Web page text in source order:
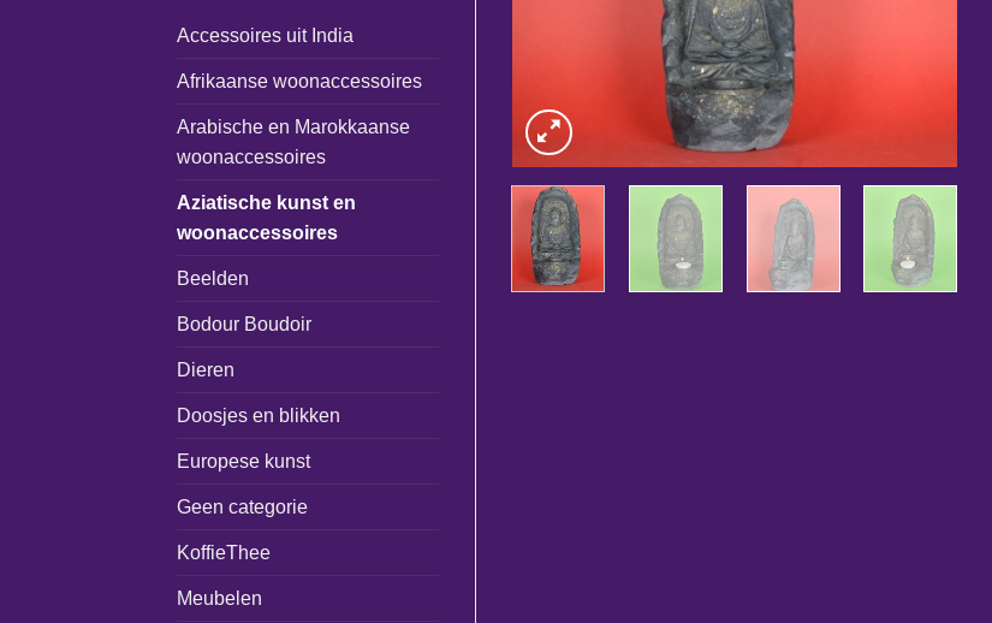
Accessoires uit India
Afrikaanse woonaccessoires
Arabische en Marokkaanse
woonaccessoires
Aziatische kunst en
woonaccessoires
Beelden
Bodour Boudoir
Dieren
Doosjes en blikken
Europese kunst
Geen categorie
KoffieThee
Meubelen